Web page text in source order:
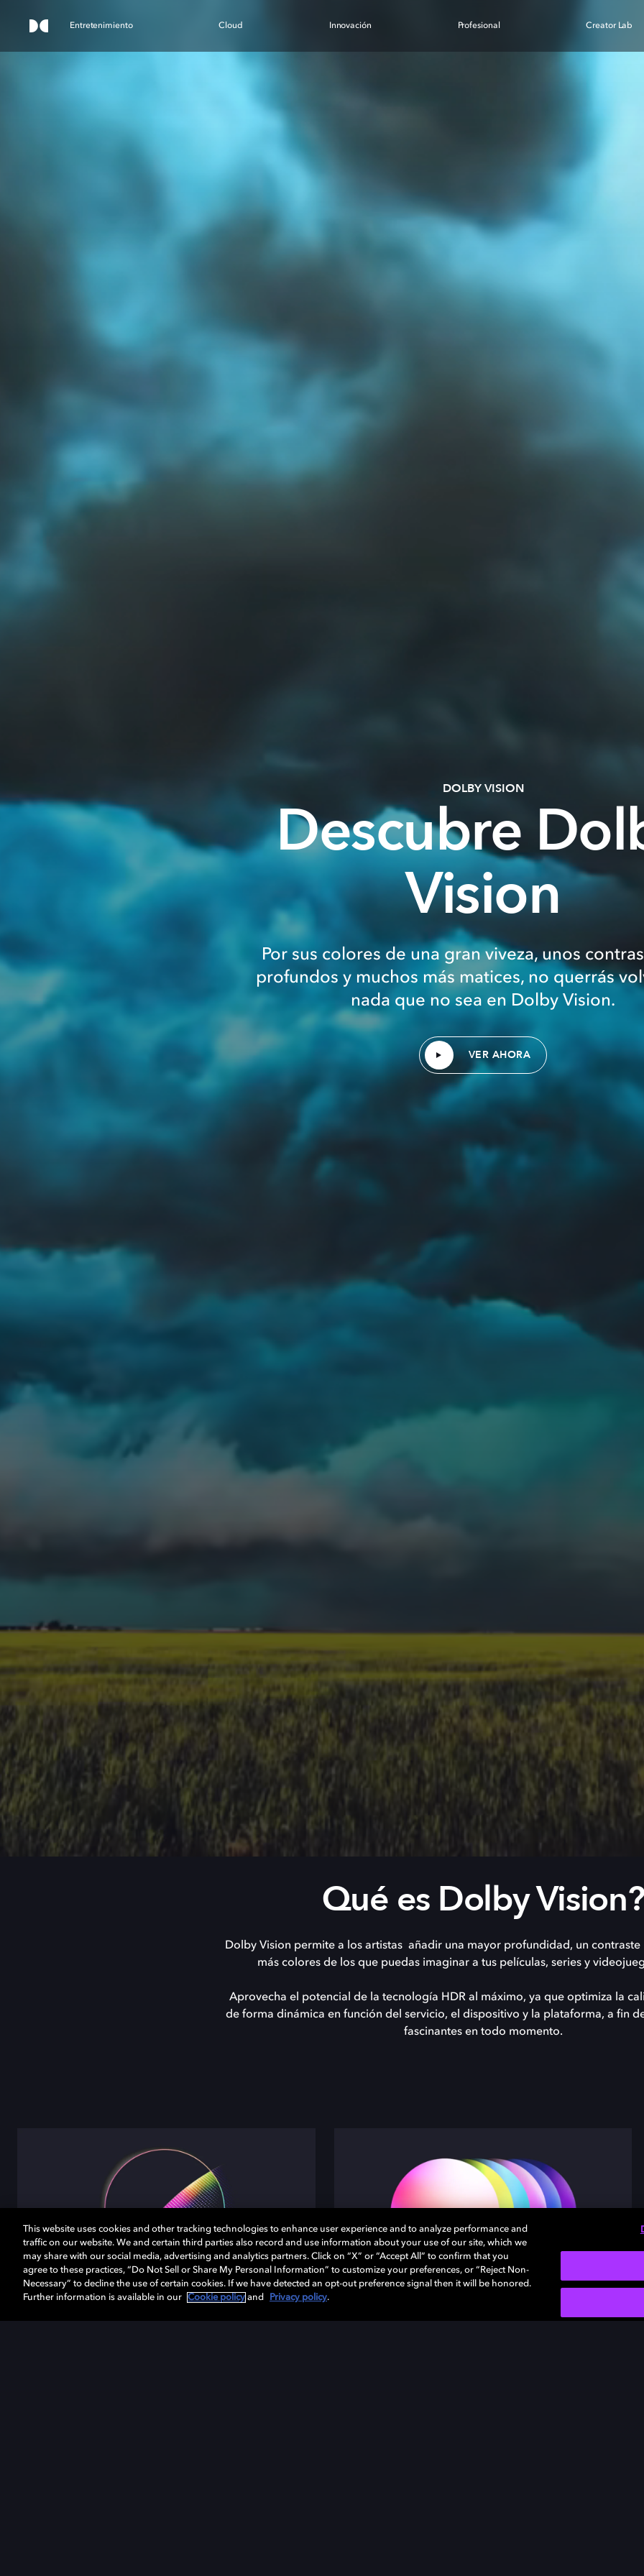
Entretenimiento Cloud Innovación Profesional Creator Lab
DOLBY VISION
Descubre
Vision
Por sus colores de una gran viveza, unos
profundos y muchos más matices, no querrás
nada que no sea en Dolby Vision.
VER AHORA
Qué es Dolby Vision?
Dolby Vision permite a los artistas añadir una mayor profundidad, un contraste
más colores de los que puedas imaginar a tus películas, series y
Aprovecha el potencial de la tecnología HDR al máximo, ya que optimiza la
de forma dinámica en función del servicio, el dispositivo y la plataforma, a fin
fascinantes en todo momento.
Detalles reveladores Colores intensos
This website uses cookies and other tracking technologies to enhance user experience and to analyze performance and
traffic on our website. We and certain third parties also record and use information about your use of our site, which we
may share with our social media, advertising and analytics partners. Click on “X” or “Accept All” to confirm that you
agree to these practices, “Do Not Sell or Share My Personal Information” to customize your preferences, or “Reject Non-
Necessary” to decline the use of certain cookies. If we have detected an opt-out preference signal then it will be honored.
Further information is available in our
Cookie policy and Privacy policy.